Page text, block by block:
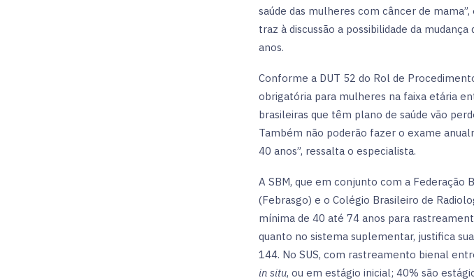
saúde das mulheres com câncer de
traz à discussão a possibilidade da
anos.
Conforme a DUT 52 do Rol de
obrigatória para mulheres na faixa etária
brasileiras que têm plano de saúde vão
Também não poderão fazer o exame
40 anos”, ressalta o especialista.
A SBM, que em conjunto com a Federação
(Febrasgo) e o Colégio Brasileiro de
mínima de 40 até 74 anos para
quanto no sistema suplementar, justifica
144. No SUS, com rastreamento bienal
in situ, ou em estágio inicial; 40% são